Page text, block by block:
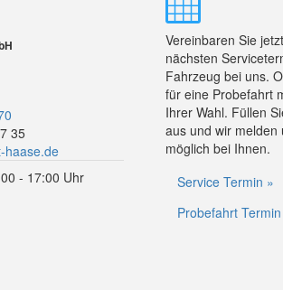
35
haase.de
- 17:00 Uhr
Vereinbaren Sie
nächsten
Fahrzeug bei uns.
für eine Probefahrt
Ihrer Wahl. Füllen
aus und wir melden
möglich bei Ihnen.
Service Termin »
Probefahrt